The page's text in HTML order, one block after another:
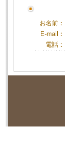
お名前：
E-mail：
電話：